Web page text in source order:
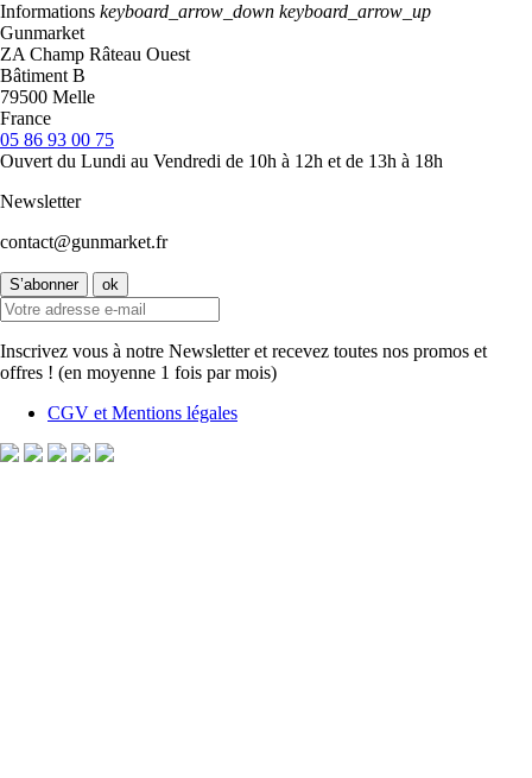
Informations keyboard_arrow_down keyboard_arrow_up
Gunmarket
ZA Champ Râteau Ouest
Bâtiment B
79500 Melle
France
05 86 93 00 75
Ouvert du Lundi au Vendredi de 10h à 12h et de 13h à 18h
Newsletter
contact@gunmarket.fr
Inscrivez vous à notre Newsletter et recevez toutes nos promos et
offres ! (en moyenne 1 fois par mois)
CGV et Mentions légales